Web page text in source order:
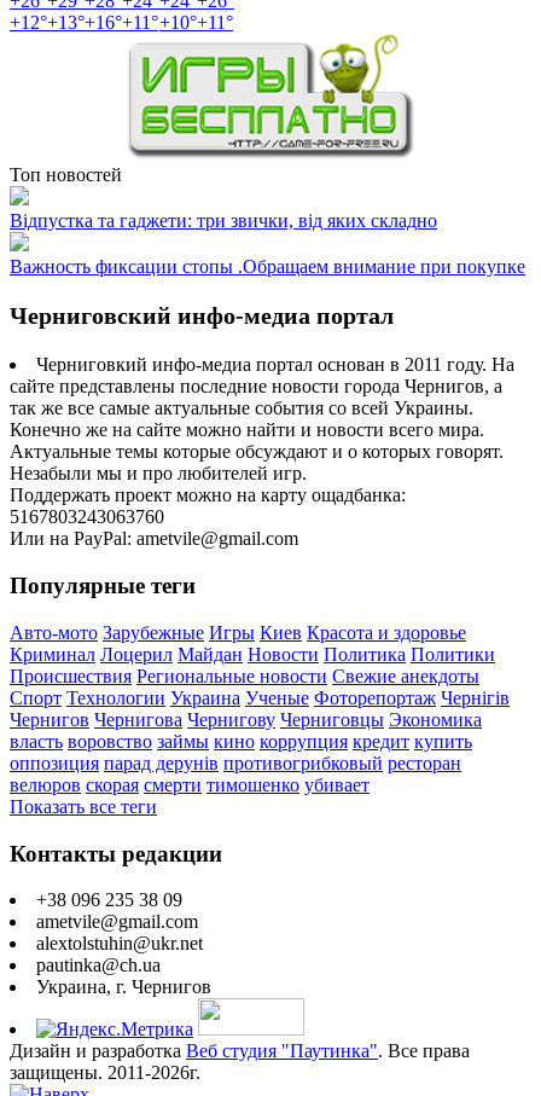
+12°+13°+16°+11°+10°+11°
Топ новостей
Відпустка та гаджети: три звички, від яких складно
Важность фиксации стопы .Обращаем внимание при покупке
Черниговский инфо-медиа портал
Черниговкий инфо-медиа портал основан в 2011 году. На
сайте представлены последние новости города Чернигов, а
так же все самые актуальные события со всей Украины.
Конечно же на сайте можно найти и новости всего мира.
Актуальные темы которые обсуждают и о которых говорят.
Незабыли мы и про любителей игр.
Поддержать проект можно на карту ощадбанка:
5167803243063760
Или на PayPal: ametvile@gmail.com
Популярные теги
Авто-мото Зарубежные Игры Киев Красота и здоровье
Криминал Лоцерил Майдан Новости Политика Политики
Происшествия Региональные новости Свежие анекдоты
Спорт Технологии Украина Ученые Фоторепортаж Чернігів
Чернигов Чернигова Чернигову Черниговцы Экономика
власть воровство займы кино коррупция кредит купить
оппозиция парад дерунів противогрибковый ресторан
велюров скорая смерти тимошенко убивает
Показать все теги
Контакты редакции
+38 096 235 38 09
ametvile@gmail.com
alextolstuhin@ukr.net
pautinka@ch.ua
Украина, г. Чернигов
Дизайн и разработка Веб студия "Паутинка". Все права
защищены. 2011-2026г.